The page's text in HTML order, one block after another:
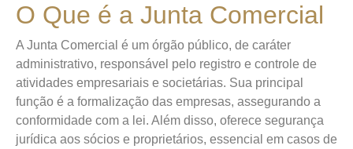
O Que é a Junta Comercial
A Junta Comercial é um órgão público, de caráter
administrativo, responsável pelo registro e controle de
atividades empresariais e societárias. Sua principal
função é a formalização das empresas, assegurando a
conformidade com a lei. Além disso, oferece segurança
jurídica aos sócios e proprietários, essencial em casos de